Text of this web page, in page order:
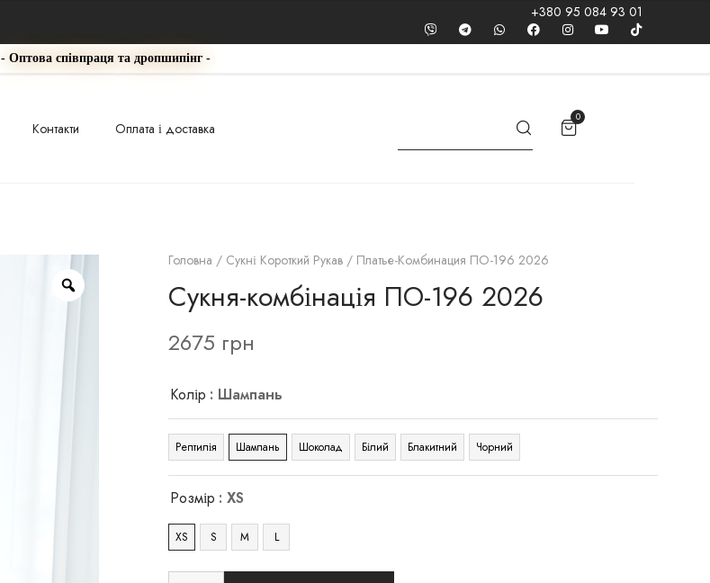
+380 95 084 93 01
- Оптова співпраця та дропшипінг -
Контакти Оплата і доставка
0
Головна / Сукні Короткий Рукав / Платье-Комбинация ПО-196 2026
Сукня-комбінація ПО-196 2026
2675 грн
Колір : Шампань
Рептилія Шампань Шоколад Білий Блакитний Чорний
Розмір : XS
XS S M L